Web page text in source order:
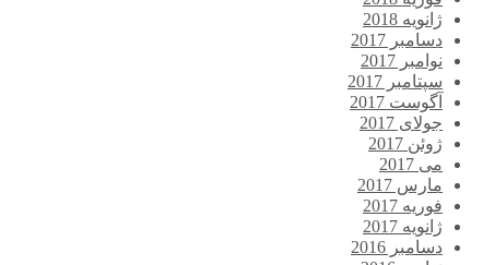
ژانویه 2018
دسامبر 2017
نوامبر 2017
سپتامبر 2017
آگوست 2017
جولای 2017
ژوئن 2017
می 2017
مارس 2017
فوریه 2017
ژانویه 2017
دسامبر 2016